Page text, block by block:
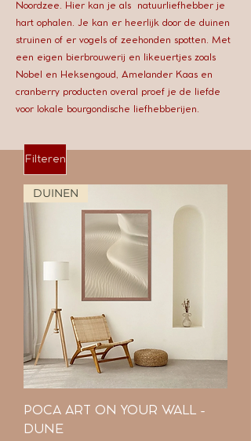
Noordzee. Hier kan je als natuurliefhebber je
hart ophalen. Je kan er heerlijk door de duinen
struinen of er vogels of zeehonden spotten. Met
een eigen bierbrouwerij en likeuertjes zoals
Nobel en Heksengoud, Amelander Kaas en
cranberry producten overal proef je de liefde
voor lokale bourgondische liefhebberijen.
Filteren
DUINEN
POCA ART ON YOUR WALL -
DUNE